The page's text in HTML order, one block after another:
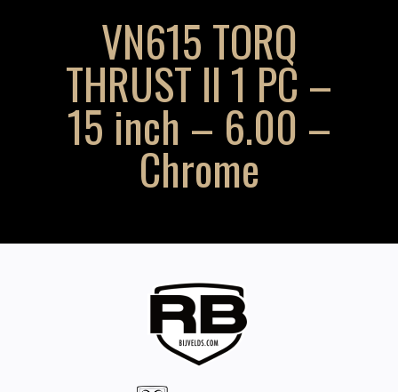
VN615 TORQ
THRUST II 1 PC –
15 inch – 6.00 –
Chrome